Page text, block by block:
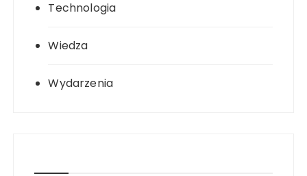
Technologia
Wiedza
Wydarzenia